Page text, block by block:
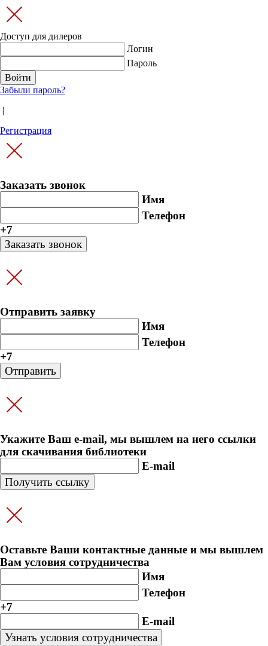
Доступ для дилеров
Логин
Пароль
Забыли пароль?
|
Регистрация
Заказать звонок
Имя
Телефон
+7
Отправить заявку
Имя
Телефон
+7
Укажите Ваш e-mail, мы вышлем на него ссылки
для скачивания библиотеки
E-mail
Оставьте Ваши контактные данные и мы вышлем
Вам условия сотрудничества
Имя
Телефон
+7
E-mail